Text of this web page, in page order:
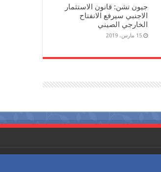
جيون تشن: قانون الاستثمار
الاجنبي سيرفع الانفتاح
الخارجي الصيني
15 مارس، 2019